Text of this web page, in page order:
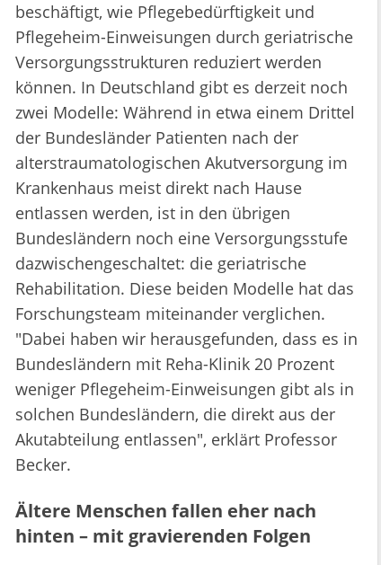
beschäftigt, wie Pflegebedürftigkeit und
Pflegeheim-Einweisungen durch geriatrische
Versorgungsstrukturen reduziert werden
können. In Deutschland gibt es derzeit noch
zwei Modelle: Während in etwa einem Drittel
der Bundesländer Patienten nach der
alterstraumatologischen Akutversorgung im
Krankenhaus meist direkt nach Hause
entlassen werden, ist in den übrigen
Bundesländern noch eine Versorgungsstufe
dazwischengeschaltet: die geriatrische
Rehabilitation. Diese beiden Modelle hat das
Forschungsteam miteinander verglichen.
"Dabei haben wir herausgefunden, dass es in
Bundesländern mit Reha-Klinik 20 Prozent
weniger Pflegeheim-Einweisungen gibt als in
solchen Bundesländern, die direkt aus der
Akutabteilung entlassen", erklärt Professor
Becker.
Ältere Menschen fallen eher nach
hinten – mit gravierenden Folgen